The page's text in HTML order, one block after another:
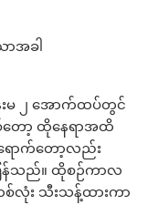
အခါ
းမ ၂ အောက်ထပ်တွင်
တော့ ထိုနေရာအထိ
ောက်တော့လည်း
ြန်သည်။ ထိုစဉ်ကာလ
လုံး သီးသန့်ထားကာ